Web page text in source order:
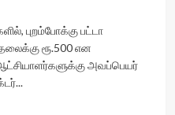
புறம்போக்கு பட்டா
ரூ.500 என
ஆட்சியாளர்களுக்கு அவப்பெயர்